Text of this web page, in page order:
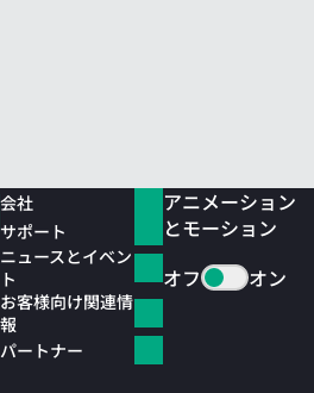
会社
サポート
ニュースとイベン
ト
お客様向け関連情
報
パートナー
アニメーション
とモーション
オフ
オン